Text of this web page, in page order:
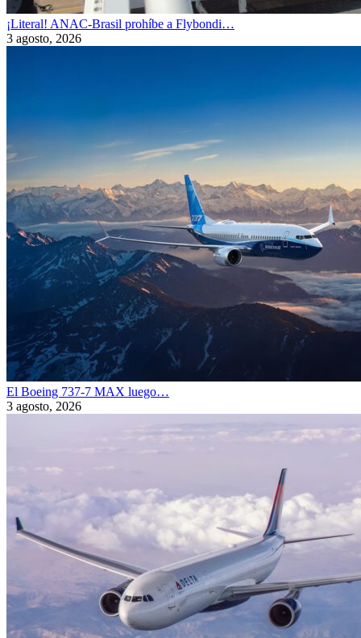
¡Literal! ANAC-Brasil prohíbe a Flybondi…
3 agosto, 2026
El Boeing 737-7 MAX luego…
3 agosto, 2026